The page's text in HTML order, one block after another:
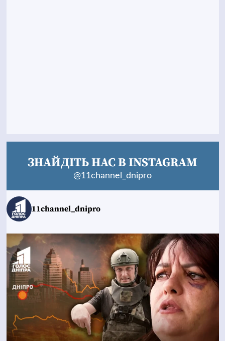
ЗНАЙДІТЬ НАС В INSTAGRAM
@11channel_dnipro
11channel_dnipro